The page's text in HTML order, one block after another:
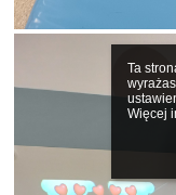
Ta
Więcej